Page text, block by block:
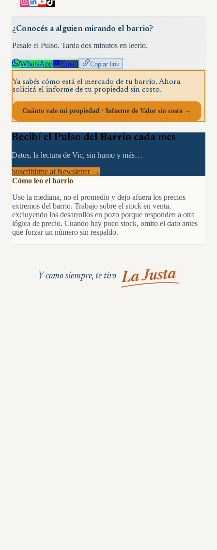
¿Conocés a alguien mirando el barrio?
Pasale el Pulso. Tarda dos minutos en leerlo.
WhatsApp Email Copiar link
Ya sabés cómo está el mercado de tu barrio. Ahora
solicitá el informe de tu propiedad sin costo.
Cuánto vale mi propiedad · Informe de Valor sin costo →
Recibí el Pulso del Barrio cada mes
Datos, la lectura de Vic, sin humo y más…
Suscribirme al Newsletter →
Cómo leo el barrio
Uso la mediana, no el promedio y dejo afuera los precios
extremos del barrio. Trabajo sobre el stock en venta,
excluyendo los desarrollos en pozo porque responden a otra
lógica de precio. Cuando hay poco stock, omito el dato antes
que forzar un número sin respaldo.
Y como siempre, te tiro La Justa